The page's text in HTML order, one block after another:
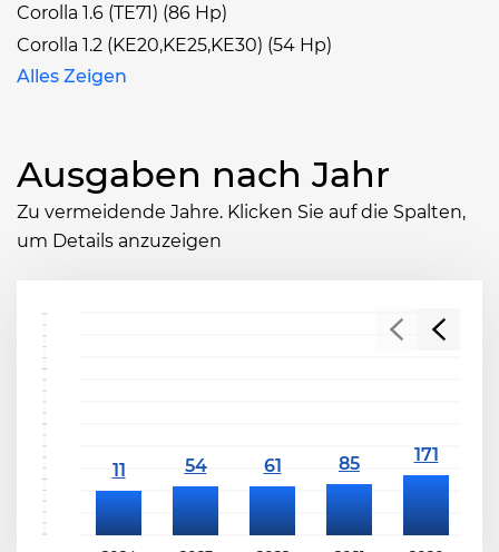
Corolla 1.6 (TE71) (86 Hp)
Corolla 1.2 (KE20,KE25,KE30) (54 Hp)
Alles Zeigen
Ausgaben nach Jahr
Zu vermeidende Jahre. Klicken Sie auf die Spalten,
um Details anzuzeigen